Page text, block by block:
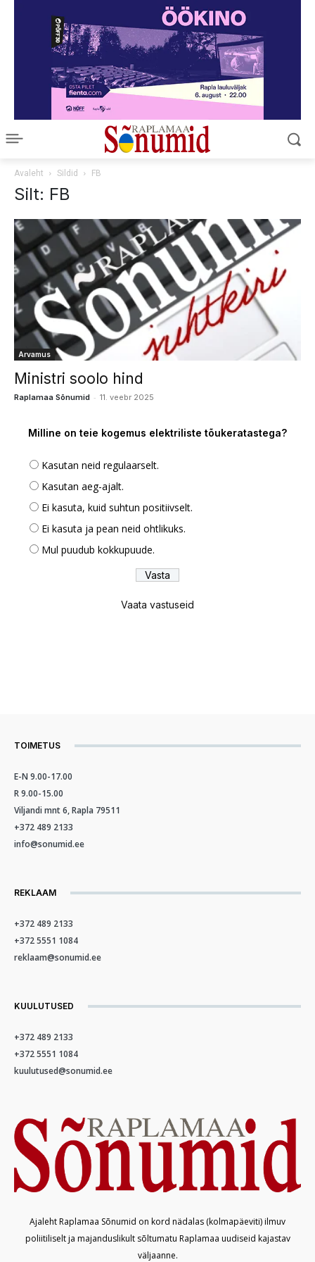
Avaleht Sildid FB
Silt: FB
Arvamus
Ministri soolo hind
Raplamaa Sõnumid - 11. veebr 2025
Milline on teie kogemus elektriliste tõukeratastega?
Kasutan neid regulaarselt.
Kasutan aeg-ajalt.
Ei kasuta, kuid suhtun positiivselt.
Ei kasuta ja pean neid ohtlikuks.
Mul puudub kokkupuude.
Vaata vastuseid
TOIMETUS
E-N 9.00-17.00
R 9.00-15.00
Viljandi mnt 6, Rapla 79511
+372 489 2133
info@sonumid.ee
REKLAAM
+372 489 2133
+372 5551 1084
reklaam@sonumid.ee
KUULUTUSED
+372 489 2133
+372 5551 1084
kuulutused@sonumid.ee
Ajaleht Raplamaa Sõnumid on kord nädalas (kolmapäeviti) ilmuv
poliitiliselt ja majanduslikult sõltumatu Raplamaa uudiseid kajastav
väljaanne.